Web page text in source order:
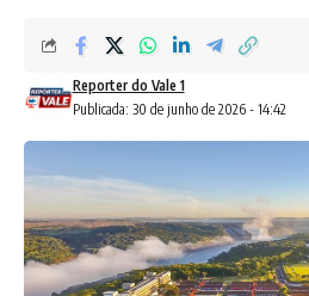
Publicada: 30 de junho de 2026 - 14:42
Reporter do Vale 1